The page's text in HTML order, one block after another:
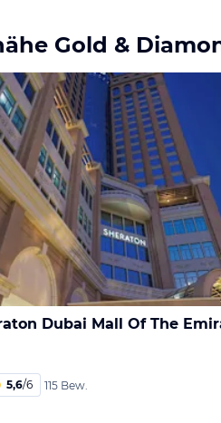
Gold &
Dubai Mall Of The
5,6/6 115 Bew.